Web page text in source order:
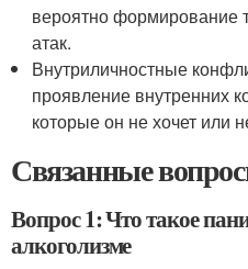
вероятно формирование
атак.
Внутриличностные
проявление внутренних
которые он не хочет или
Связанные
Вопрос 1: Что такое
алкоголизме